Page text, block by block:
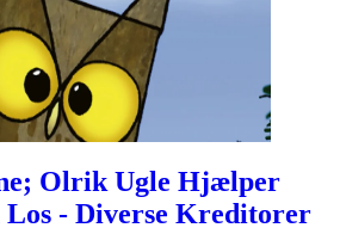
Olrik Ugle Hjælper
- Diverse Kreditorer